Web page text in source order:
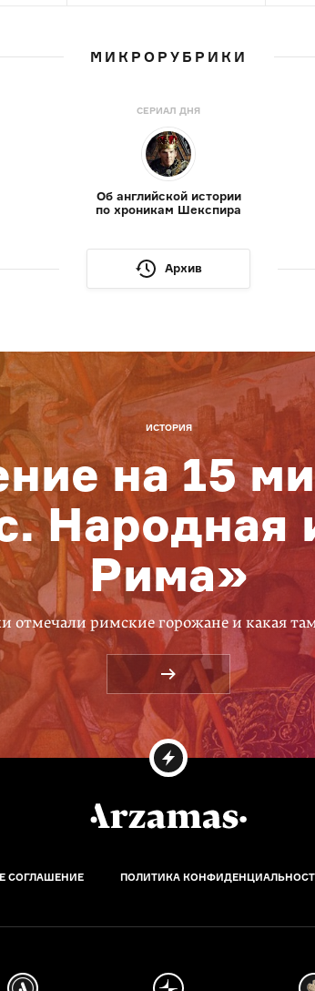
МИКРОРУБРИКИ
СЕРИАЛ ДНЯ
Об английской истории
по хроникам Шекспира
Архив
ИСТОРИЯ
на 15
Народная
Рима»
отмечали римские горожане и какая
СОГЛАШЕНИЕ ПОЛИТИКА